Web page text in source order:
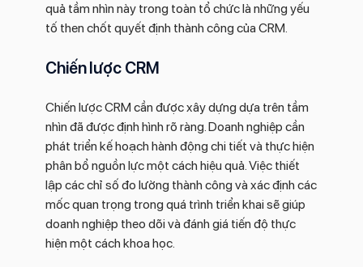
quả tầm nhìn này trong toàn tổ chức là những yếu
tố then chốt quyết định thành công của CRM.
Chiến lược CRM
Chiến lược CRM cần được xây dựng dựa trên tầm
nhìn đã được định hình rõ ràng. Doanh nghiệp cần
phát triển kế hoạch hành động chi tiết và thực hiện
phân bổ nguồn lực một cách hiệu quả. Việc thiết
lập các chỉ số đo lường thành công và xác định các
mốc quan trọng trong quá trình triển khai sẽ giúp
doanh nghiệp theo dõi và đánh giá tiến độ thực
hiện một cách khoa học.